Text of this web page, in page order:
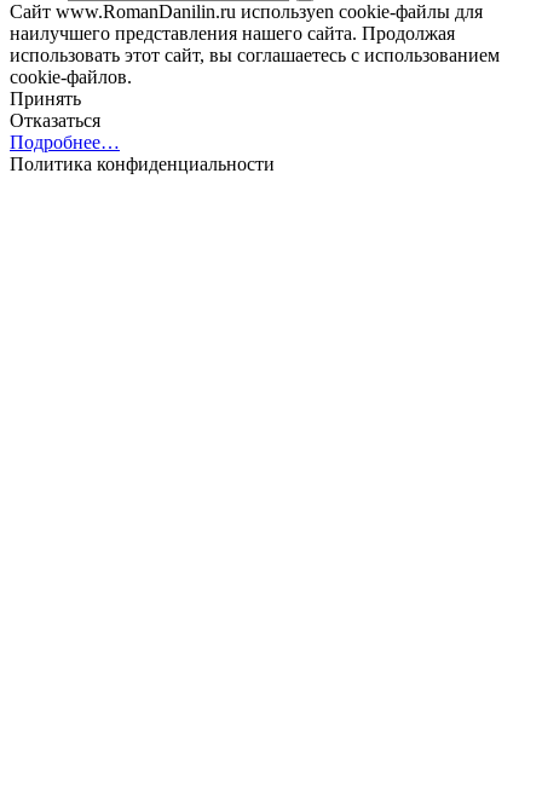
Сайт www.RomanDanilin.ru используеn cookie-файлы для
наилучшего представления нашего сайта. Продолжая
использовать этот сайт, вы соглашаетесь с использованием
cookie-файлов.
Принять
Отказаться
Подробнее…
Политика конфиденциальности